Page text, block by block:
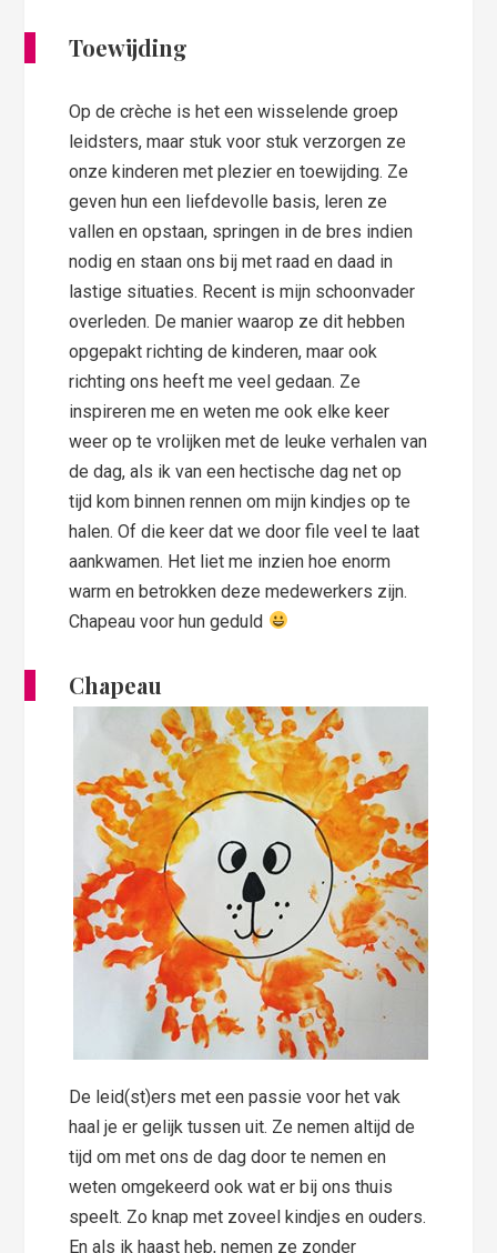
Toewijding
Op de crèche is het een wisselende groep
leidsters, maar stuk voor stuk verzorgen ze
onze kinderen met plezier en toewijding. Ze
geven hun een liefdevolle basis, leren ze
vallen en opstaan, springen in de bres indien
nodig en staan ons bij met raad en daad in
lastige situaties. Recent is mijn schoonvader
overleden. De manier waarop ze dit hebben
opgepakt richting de kinderen, maar ook
richting ons heeft me veel gedaan. Ze
inspireren me en weten me ook elke keer
weer op te vrolijken met de leuke verhalen van
de dag, als ik van een hectische dag net op
tijd kom binnen rennen om mijn kindjes op te
halen. Of die keer dat we door file veel te laat
aankwamen. Het liet me inzien hoe enorm
warm en betrokken deze medewerkers zijn.
Chapeau voor hun geduld
Chapeau
De leid(st)ers met een passie voor het vak
haal je er gelijk tussen uit. Ze nemen altijd de
tijd om met ons de dag door te nemen en
weten omgekeerd ook wat er bij ons thuis
speelt. Zo knap met zoveel kindjes en ouders.
En als ik haast heb, nemen ze zonder